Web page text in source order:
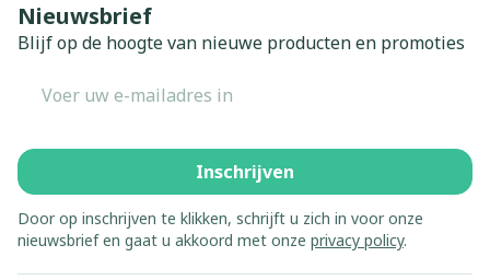
Nieuwsbrief
Blijf op de hoogte van nieuwe producten en promoties
Inschrijven
Door op inschrijven te klikken, schrijft u zich in voor onze
nieuwsbrief en gaat u akkoord met onze privacy policy.